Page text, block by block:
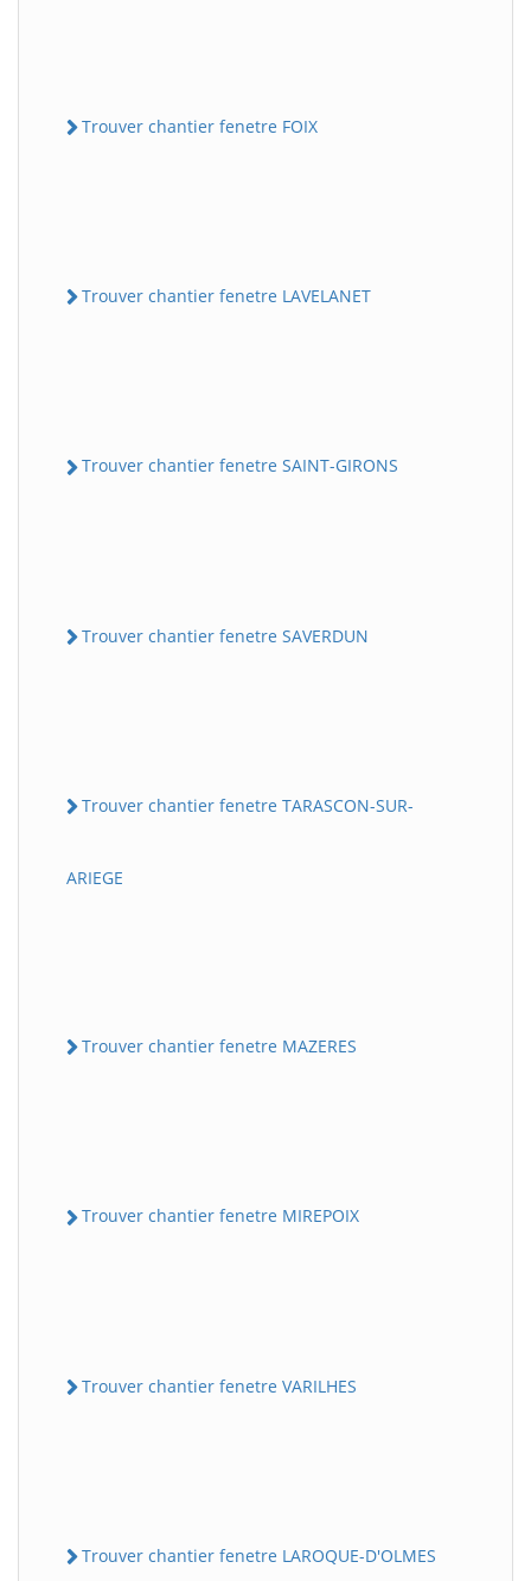
Trouver chantier fenetre FOIX
Trouver chantier fenetre LAVELANET
Trouver chantier fenetre SAINT-GIRONS
Trouver chantier fenetre SAVERDUN
Trouver chantier fenetre TARASCON-SUR-
ARIEGE
Trouver chantier fenetre MAZERES
Trouver chantier fenetre MIREPOIX
Trouver chantier fenetre VARILHES
Trouver chantier fenetre LAROQUE-D'OLMES